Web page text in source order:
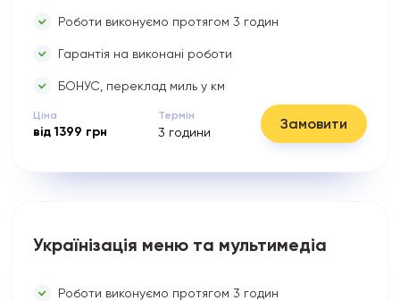
Роботи виконуємо протягом 3 годин
Гарантія на виконані роботи
БОНУС, переклад миль у км
Ціна
від1399 грн
Термін
3 години Замовити
Українізація меню та мультимедіа
Роботи виконуємо протягом 3 годин